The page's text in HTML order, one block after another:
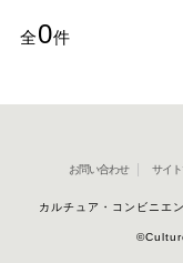
全0件
お問い合わせ サイ
カルチュア・コンビニ